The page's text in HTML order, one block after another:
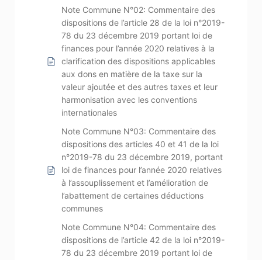
Note Commune N°02: Commentaire des
dispositions de l’article 28 de la loi n°2019-
78 du 23 décembre 2019 portant loi de
finances pour l’année 2020 relatives à la
clarification des dispositions applicables
aux dons en matière de la taxe sur la
valeur ajoutée et des autres taxes et leur
harmonisation avec les conventions
internationales
Note Commune N°03: Commentaire des
dispositions des articles 40 et 41 de la loi
n°2019-78 du 23 décembre 2019, portant
loi de finances pour l’année 2020 relatives
à l’assouplissement et l’amélioration de
l’abattement de certaines déductions
communes
Note Commune N°04: Commentaire des
dispositions de l’article 42 de la loi n°2019-
78 du 23 décembre 2019 portant loi de